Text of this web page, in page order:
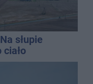
słupie